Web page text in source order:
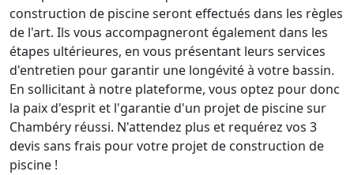
construction de piscine seront effectués dans les règles
de l'art. Ils vous accompagneront également dans les
étapes ultérieures, en vous présentant leurs services
d'entretien pour garantir une longévité à votre bassin.
En sollicitant à notre plateforme, vous optez pour donc
la paix d'esprit et l'garantie d'un projet de piscine sur
Chambéry réussi. N'attendez plus et requérez vos 3
devis sans frais pour votre projet de construction de
piscine !